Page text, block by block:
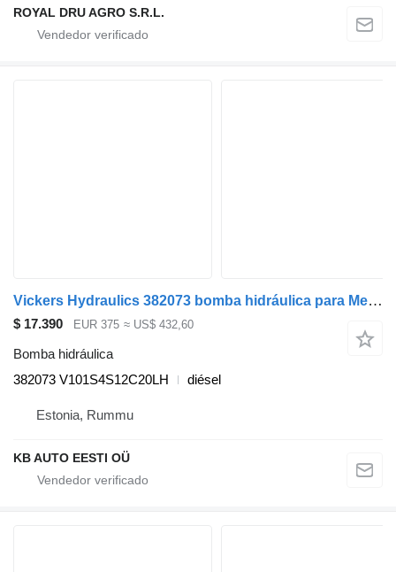
ROYAL DRU AGRO S.R.L.
Vickers Hydraulics 382073 bomba hidráulica para Mercedes-Benz Actros, Axor MP1, MP2, MP3 (1996-2014) camión
$ 17.390 EUR 375 ≈ US$ 432,60
Bomba hidráulica
382073 V101S4S12C20LH
diésel
Estonia, Rummu
KB AUTO EESTI OÜ